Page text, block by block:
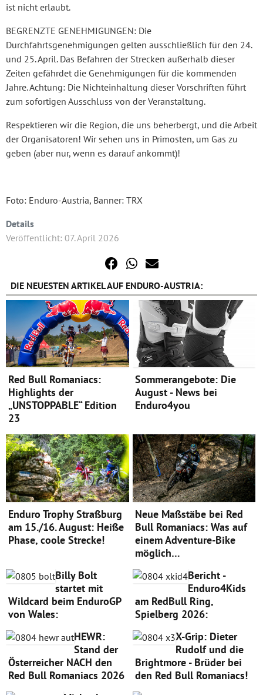
ist nicht erlaubt.
BEGRENZTE GENEHMIGUNGEN: Die
Durchfahrtsgenehmigungen gelten ausschließlich für den 24.
und 25. April. Das Befahren der Strecken außerhalb dieser
Zeiten gefährdet die Genehmigungen für die kommenden
Jahre. Achtung: Die Nichteinhaltung dieser Vorschriften führt
zum sofortigen Ausschluss von der Veranstaltung.
Respektieren wir die Region, die uns beherbergt, und die Arbeit
der Organisatoren! Wir sehen uns in Primosten, um Gas zu
geben (aber nur, wenn es darauf ankommt)!
Foto: Enduro-Austria, Banner: TRX
Details
Veröffentlicht: 07. April 2026
DIE NEUESTEN ARTIKEL AUF ENDURO-AUSTRIA:
Red Bull Romaniacs:
Highlights der
„UNSTOPPABLE“ Edition
23
Sommerangebote: Die
August - News bei
Enduro4you
Enduro Trophy Straßburg
am 15./16. August: Heiße
Phase, coole Strecke!
Neue Maßstäbe bei Red
Bull Romaniacs: Was auf
einem Adventure-Bike
möglich…
Billy Bolt
startet mit
Wildcard beim EnduroGP
von Wales:
Bericht -
Enduro4Kids
am RedBull Ring,
Spielberg 2026:
HEWR:
Stand der
Österreicher NACH den
Red Bull Romaniacs 2026
X-Grip: Dieter
Rudolf und die
Brightmore - Brüder bei
den Red Bull Romaniacs!